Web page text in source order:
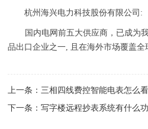
杭州海兴电力科技股份有限公司:
国内电网前五大供应商，已成为我
品出口企业之一, 且在海外市场覆盖全
上一条：三相四线费控智能电表怎么
下一条：写字楼远程抄表系统有什么